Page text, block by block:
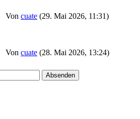
Von cuate (29. Mai 2026, 11:31)
Von cuate (28. Mai 2026, 13:24)